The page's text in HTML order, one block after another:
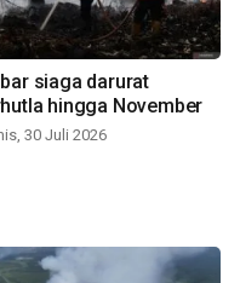
siaga darurat
hingga November
30 Juli 2026